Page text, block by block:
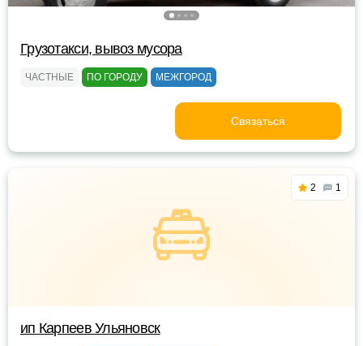
Грузотакси, вывоз мусора
ЧАСТНЫЕ ПО ГОРОДУ МЕЖГОРОД
Связаться
2 1
ип Карпеев Ульяновск